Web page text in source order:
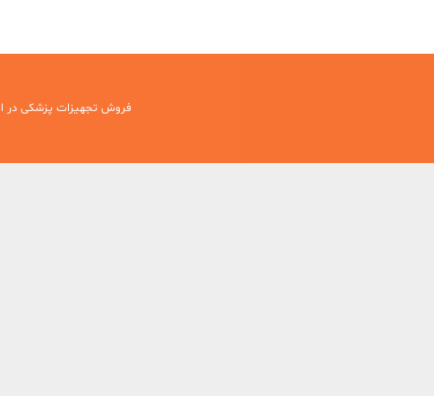
فروش تجهیزات پزشکی در